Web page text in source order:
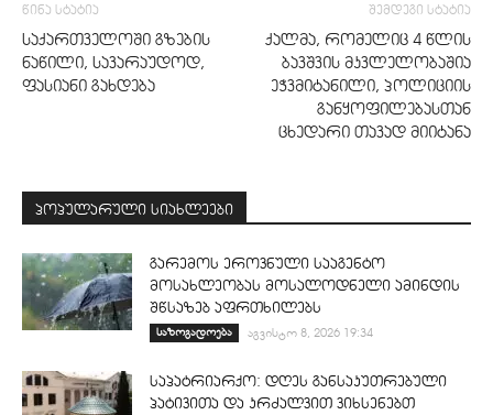
წინა სტატია
საქართველოში გზების
ნაწილი, სავარაუდოდ,
ფასიანი გახდება
შემდეგი სტატია
ქალმა, რომელიც 4 წლის
ბავშვის მკვლელობაშია
ეჭვმიტანილი, პოლიციის
განყოფილებასთან
ცხედარი თავად მიიტანა
პოპულარული სიახლეები
გარემოს ეროვნული სააგენტო
მოსახლეობას მოსალოდნელი ამინდის
შწსაზებ აფრთხილებს
საზოგადოება აგვისტო 8, 2026 19:34
საპატრიარქო: დღეს განსაკუთრებული
პატივითა და კრძალვით ვიხსენებთ